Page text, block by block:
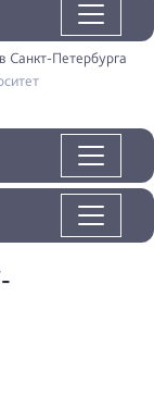
Санкт-Петербурга